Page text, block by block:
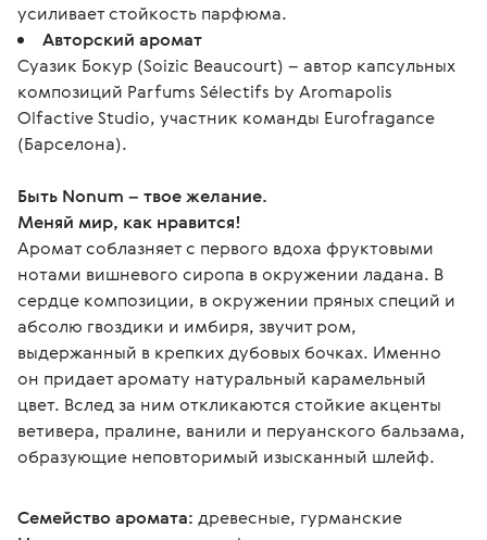
усиливает стойкость парфюма.
Авторский аромат
Суазик Бокур (Soizic Beaucourt) – автор капсульных
композиций Parfums Sélectifs by Aromapolis
Olfactive Studio, участник команды Eurofragance
(Барселона).
Быть Nonum – твое желание.
Меняй мир, как нравится!
Аромат соблазняет с первого вдоха фруктовыми
нотами вишневого сиропа в окружении ладана. В
сердце композиции, в окружении пряных специй и
абсолю гвоздики и имбиря, звучит ром,
выдержанный в крепких дубовых бочках. Именно
он придает аромату натуральный карамельный
цвет. Вслед за ним откликаются стойкие акценты
ветивера, пралине, ванили и перуанского бальзама,
образующие неповторимый изысканный шлейф.
Семейство аромата: древесные, гурманские